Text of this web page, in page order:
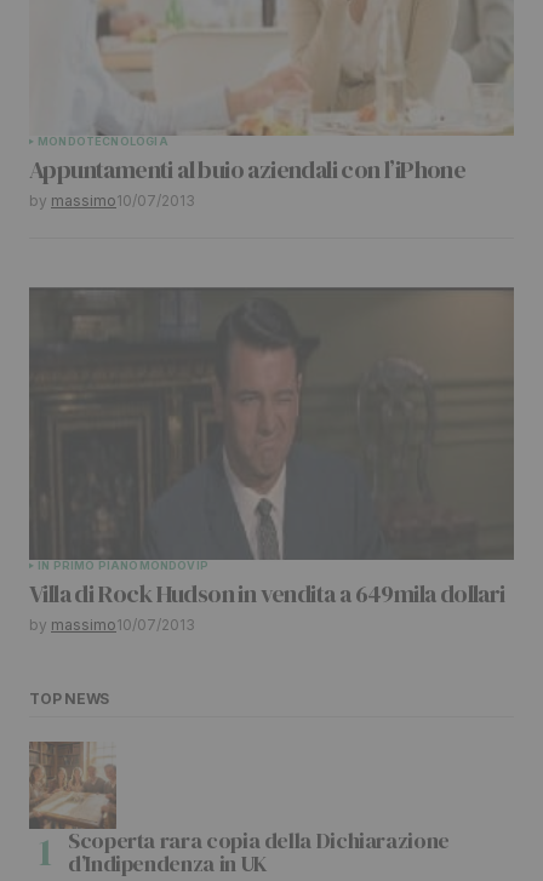
MONDOTECNOLOGIA
Appuntamenti al buio aziendali con l’iPhone
by massimo10/07/2013
IN PRIMO PIANO MONDOVIP
Villa di Rock Hudson in vendita a 649mila dollari
by massimo10/07/2013
TOP NEWS
Scoperta rara copia della Dichiarazione
d’Indipendenza in UK